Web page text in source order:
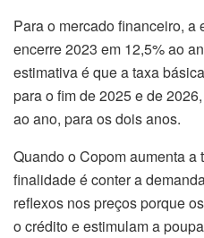
Para o mercado financeiro,
encerre 2023 em 12,5% ao
estimativa é que a taxa
para o fim de 2025 e de
ao ano, para os dois anos.
Quando o Copom aumenta a
finalidade é conter a
reflexos nos preços porque
o crédito e estimulam a